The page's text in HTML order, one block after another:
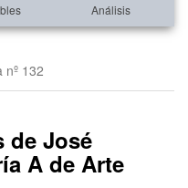
Análisis
nº 132
de José
A de Arte